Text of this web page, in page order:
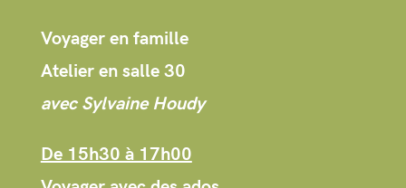
Voyager en famille
Atelier en salle 30
avec Sylvaine Houdy
De 15h30 à 17h00